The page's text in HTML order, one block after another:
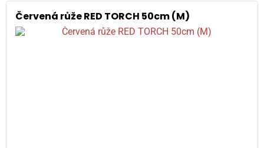
Červená růže RED TORCH 50cm (M)